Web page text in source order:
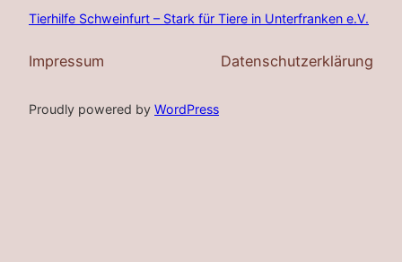
Tierhilfe Schweinfurt – Stark für Tiere in Unterfranken e.V.
Impressum Datenschutzerklärung
Proudly powered by WordPress